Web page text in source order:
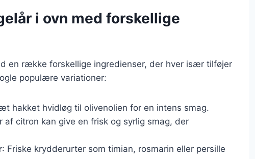
i ovn med forskellige
en række forskellige ingredienser, der hver især tilføjer
populære variationer:
hakket hvidløg til olivenolien for en intens smag.
af citron kan give en frisk og syrlig smag, der
: Friske krydderurter som timian, rosmarin eller persille